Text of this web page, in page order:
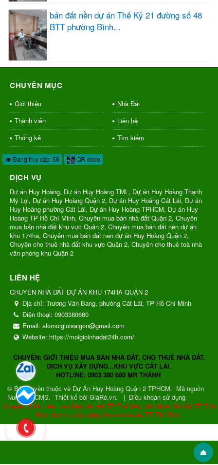
bán đất nền dự án Thế Kỷ 21 đường số 48
BTT phường Bình...
CHUYÊN MỤC
Giới thiệu
Nhà Đất
Thành viên
Liên hệ
Thống kê
Tìm kiếm
Đang truy cập: 56 QR-code
DỊCH VỤ
Dự án Huy Hoàng, Dự án Huy Hoàng TML, Dự án Huy Hoàng Thạnh
Mỹ Lợi, Dự án Huy Hoàng Quận 2, Dự án Huy Hoàng Cát Lái, Dự án
Huy Hoàng phường Cát Lái, Dự án Huy Hoàng TPHCM, Dự án Huy
Hoàng TP Hồ Chí Minh, Chuyên mua bán nhà đất Quận 2, Chuyên
mua bán nhà đất khu vực Quận 2, Chuyên mua bán đất nền dự án
khu 174ha, Chuyên mua bán đất nền dự án Huy Hoàng Quận 2,
Chuyên cho thuê nhà đất khu vực Quận 2, Chuyên cho thuê toà nhà
văn phòng khu Quận 2
LIÊN HỆ
CHUYÊN NHÀ ĐẤT DỰ ÁN KHU 174HA QUẬN 2
Địa chỉ: Trương Văn Bang, phường Cát Lái, TP Hồ Chí Minh
Điện thoại: 0903380680
Email: alomoigioisaigon@gmail.com
Website: https://moigioinhadat24h.com/
CHUYÊN: GIỚI THIỆU MUA BÁN NHÀ ĐẤT, CHO THUÊ NHÀ ĐẤT,
DỊCH VỤ XÂY DỰNG...KHU VỰC CÁT LÁI.
HOTLINE: 0903 380 680 MR THÀNH
© Bản quyền thuộc về Dự Án Huy Hoàng Quận 2 TPHCM. Mã nguồn
NukeViet CMS. Thiết kế bởi GiáRẻ.vn. | Điều khoản sử dụng
Chuyên: Giới thiệu mua bán nhà đất TP Thủ Đức, cho thuê nhà đất TP Thủ
Đức, dịch vụ xây dựng, hồ sơ nhà đất TP Thủ Đức.